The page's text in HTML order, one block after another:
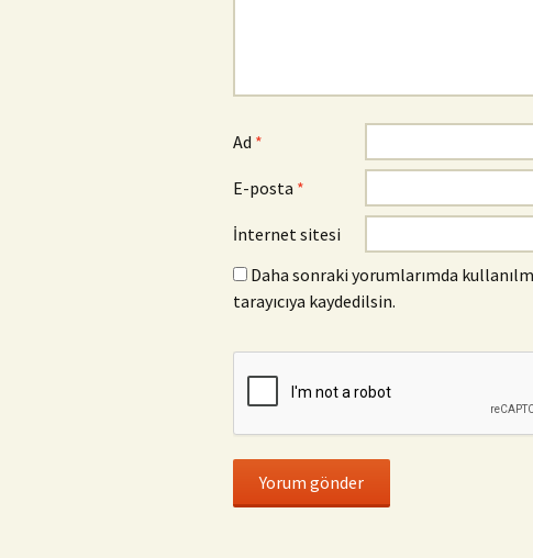
Ad *
E-posta *
İnternet sitesi
Daha sonraki yorumlarımda
tarayıcıya kaydedilsin.